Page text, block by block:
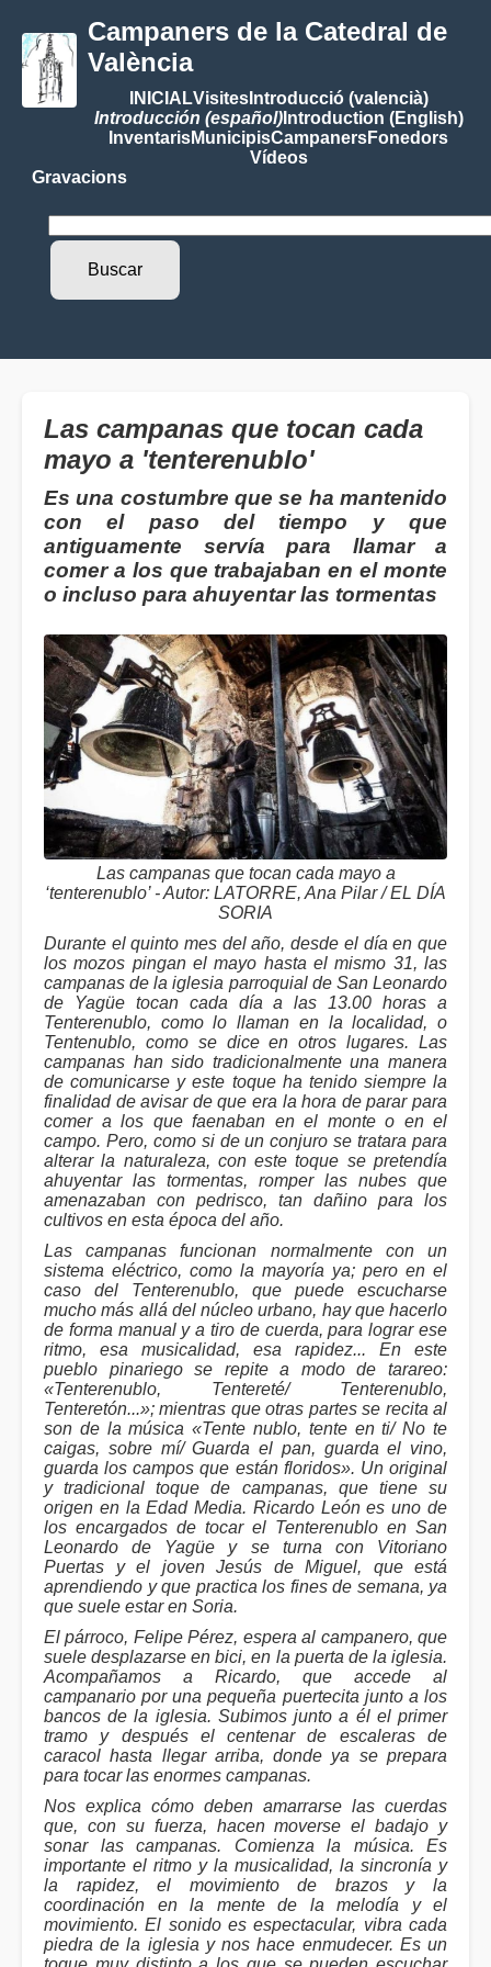
Campaners de la Catedral de
València
INICIALVisitesIntroducció (valencià)
Introducción (español)Introduction (English)
InventarisMunicipisCampanersFonedors
Vídeos
Gravacions
Las campanas que tocan cada
mayo a 'tenterenublo'
Es una costumbre que se ha mantenido
con el paso del tiempo y que
antiguamente servía para llamar a
comer a los que trabajaban en el monte
o incluso para ahuyentar las tormentas
Las campanas que tocan cada mayo a
‘tenterenublo’ - Autor: LATORRE, Ana Pilar / EL DÍA
SORIA
Durante el quinto mes del año, desde el día en que
los mozos pingan el mayo hasta el mismo 31, las
campanas de la iglesia parroquial de San Leonardo
de Yagüe tocan cada día a las 13.00 horas a
Tenterenublo, como lo llaman en la localidad, o
Tentenublo, como se dice en otros lugares. Las
campanas han sido tradicionalmente una manera
de comunicarse y este toque ha tenido siempre la
finalidad de avisar de que era la hora de parar para
comer a los que faenaban en el monte o en el
campo. Pero, como si de un conjuro se tratara para
alterar la naturaleza, con este toque se pretendía
ahuyentar las tormentas, romper las nubes que
amenazaban con pedrisco, tan dañino para los
cultivos en esta época del año.
Las campanas funcionan normalmente con un
sistema eléctrico, como la mayoría ya; pero en el
caso del Tenterenublo, que puede escucharse
mucho más allá del núcleo urbano, hay que hacerlo
de forma manual y a tiro de cuerda, para lograr ese
ritmo, esa musicalidad, esa rapidez... En este
pueblo pinariego se repite a modo de tarareo:
«Tenterenublo, Tentereté/ Tenterenublo,
Tenteretón...»; mientras que otras partes se recita al
son de la música «Tente nublo, tente en ti/ No te
caigas, sobre mí/ Guarda el pan, guarda el vino,
guarda los campos que están floridos». Un original
y tradicional toque de campanas, que tiene su
origen en la Edad Media. Ricardo León es uno de
los encargados de tocar el Tenterenublo en San
Leonardo de Yagüe y se turna con Vitoriano
Puertas y el joven Jesús de Miguel, que está
aprendiendo y que practica los fines de semana, ya
que suele estar en Soria.
El párroco, Felipe Pérez, espera al campanero, que
suele desplazarse en bici, en la puerta de la iglesia.
Acompañamos a Ricardo, que accede al
campanario por una pequeña puertecita junto a los
bancos de la iglesia. Subimos junto a él el primer
tramo y después el centenar de escaleras de
caracol hasta llegar arriba, donde ya se prepara
para tocar las enormes campanas.
Nos explica cómo deben amarrarse las cuerdas
que, con su fuerza, hacen moverse el badajo y
sonar las campanas. Comienza la música. Es
importante el ritmo y la musicalidad, la sincronía y
la rapidez, el movimiento de brazos y la
coordinación en la mente de la melodía y el
movimiento. El sonido es espectacular, vibra cada
piedra de la iglesia y nos hace enmudecer. Es un